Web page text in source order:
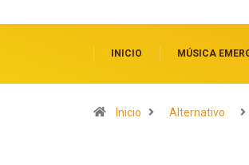
INICIO MÚSICA
Inicio Alternativo